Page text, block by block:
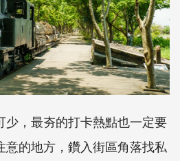
少，最夯的打卡熱點也一定要
意的地方，鑽入街區角落找私